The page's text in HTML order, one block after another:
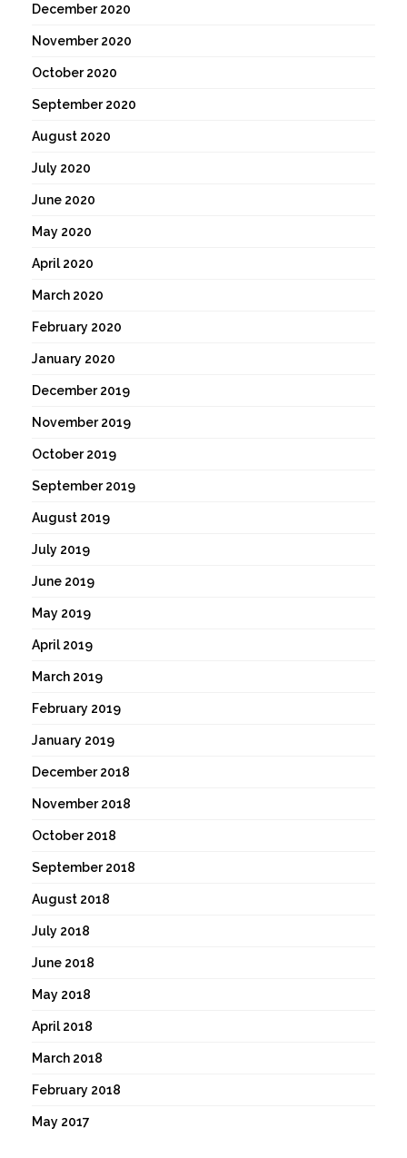
December 2020
November 2020
October 2020
September 2020
August 2020
July 2020
June 2020
May 2020
April 2020
March 2020
February 2020
January 2020
December 2019
November 2019
October 2019
September 2019
August 2019
July 2019
June 2019
May 2019
April 2019
March 2019
February 2019
January 2019
December 2018
November 2018
October 2018
September 2018
August 2018
July 2018
June 2018
May 2018
April 2018
March 2018
February 2018
May 2017